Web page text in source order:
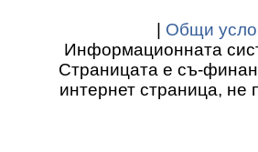
Общи
Информационната
Страницата е съ-
интернет страница, не